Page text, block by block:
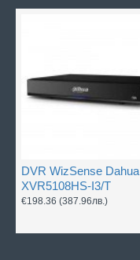
DVR WizSense Dahua
XVR5108HS-I3/T
€198.36 (387.96лв.)